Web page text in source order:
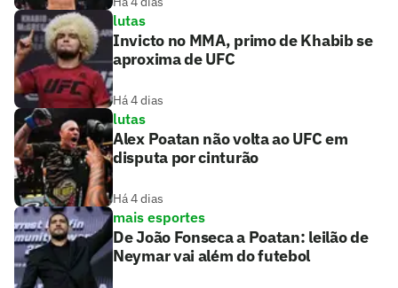
lutas
Invicto no MMA, primo de Khabib se
aproxima de UFC
Há 4 dias
lutas
Alex Poatan não volta ao UFC em
disputa por cinturão
Há 4 dias
mais esportes
De João Fonseca a Poatan: leilão de
Neymar vai além do futebol